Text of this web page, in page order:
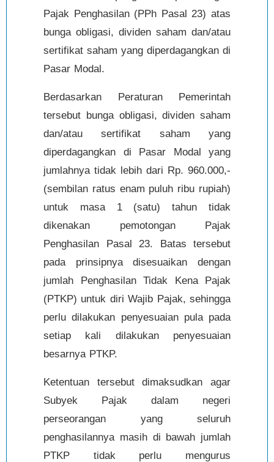
Pajak Penghasilan (PPh Pasal 23) atas
bunga obligasi, dividen saham dan/atau
sertifikat saham yang diperdagangkan di
Pasar Modal.
Berdasarkan Peraturan Pemerintah
tersebut bunga obligasi, dividen saham
dan/atau sertifikat saham yang
diperdagangkan di Pasar Modal yang
jumlahnya tidak lebih dari Rp. 960.000,-
(sembilan ratus enam puluh ribu rupiah)
untuk masa 1 (satu) tahun tidak
dikenakan pemotongan Pajak
Penghasilan Pasal 23. Batas tersebut
pada prinsipnya disesuaikan dengan
jumlah Penghasilan Tidak Kena Pajak
(PTKP) untuk diri Wajib Pajak, sehingga
perlu dilakukan penyesuaian pula pada
setiap kali dilakukan penyesuaian
besarnya PTKP.
Ketentuan tersebut dimaksudkan agar
Subyek Pajak dalam negeri
perseorangan yang seluruh
penghasilannya masih di bawah jumlah
PTKP tidak perlu mengurus